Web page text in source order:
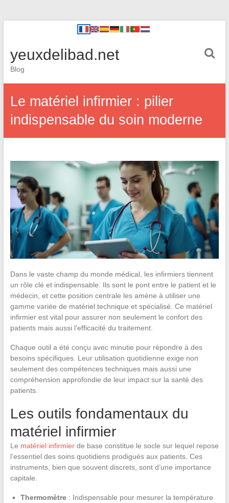
yeuxdelibad.net
Blog
Le matériel infirmier : pilier
indispensable du soin moderne
Dans le vaste champ du monde médical, les infirmiers tiennent
un rôle clé et indispensable. Ils sont le pont entre le patient et le
médecin, et cette position centrale les amène à utiliser une
gamme variée de matériel technique et spécialisé. Ce matériel
infirmier est vital pour assurer non seulement le confort des
patients mais aussi l’efficacité du traitement.
Chaque outil a été conçu avec minutie pour répondre à des
besoins spécifiques. Leur utilisation quotidienne exige non
seulement des compétences techniques mais aussi une
compréhension approfondie de leur impact sur la santé des
patients.
Les outils fondamentaux du
matériel infirmier
Le matériel infirmierde base constitue le socle sur lequel repose
l’essentiel des soins quotidiens prodigués aux patients. Ces
instruments, bien que souvent discrets, sont d’une importance
capitale.
Thermomètre: Indispensable pour mesurer la température